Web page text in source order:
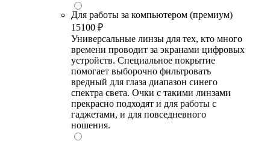
Для работы за компьютером (премиум)
15100 ₽
Универсальные линзы для тех, кто много
времени проводит за экранами цифровых
устройств. Специальное покрытие
помогает выборочно фильтровать
вредный для глаза диапазон синего
спектра света. Очки с такими линзами
прекрасно подходят и для работы с
гаджетами, и для повседневного
ношения.